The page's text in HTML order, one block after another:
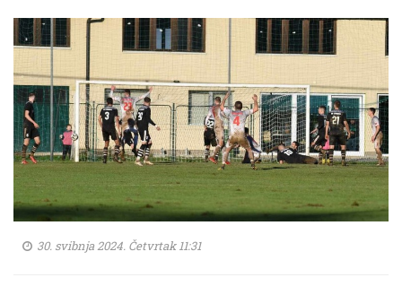
30. svibnja 2024. Četvrtak 11:31